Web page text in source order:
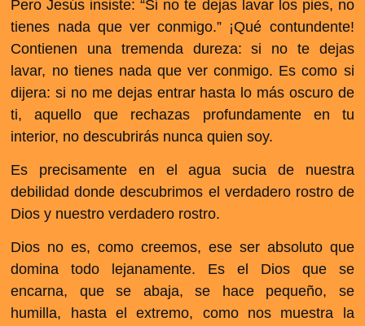
Pero Jesús insiste: “Si no te dejas lavar los pies, no
tienes nada que ver conmigo.” ¡Qué contundente!
Contienen una tremenda dureza: si no te dejas
lavar, no tienes nada que ver conmigo. Es como si
dijera: si no me dejas entrar hasta lo más oscuro de
ti, aquello que rechazas profundamente en tu
interior, no descubrirás nunca quien soy.
Es precisamente en el agua sucia de nuestra
debilidad donde descubrimos el verdadero rostro de
Dios y nuestro verdadero rostro.
Dios no es, como creemos, ese ser absoluto que
domina todo lejanamente. Es el Dios que se
encarna, que se abaja, se hace pequeño, se
humilla, hasta el extremo, como nos muestra la